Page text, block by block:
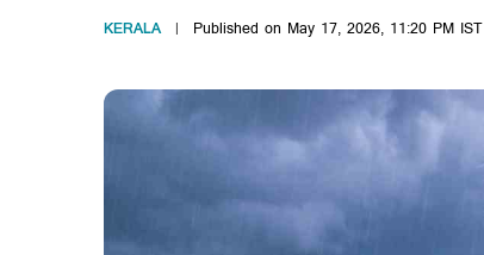
KERALA Published on May 17, 2026, 11:20 PM IST